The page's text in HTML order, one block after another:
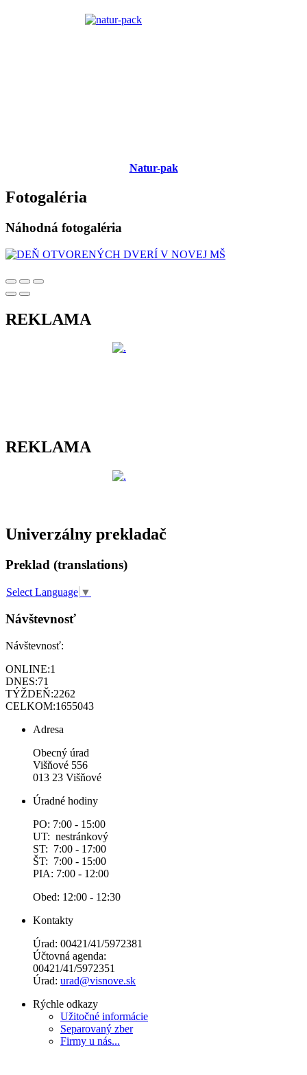
Natur-pak
Fotogaléria
Náhodná fotogaléria
REKLAMA
REKLAMA
Univerzálny prekladač
Preklad (translations)
Select Language ▼
Návštevnosť
Návštevnosť:
ONLINE:1
DNES:71
TÝŽDEŇ:2262
CELKOM:1655043
Adresa
Obecný úrad
Višňové 556
013 23 Višňové
Úradné hodiny
PO: 7:00 - 15:00
UT: nestránkový
ST: 7:00 - 17:00
ŠT: 7:00 - 15:00
PIA: 7:00 - 12:00
Obed: 12:00 - 12:30
Kontakty
Úrad: 00421/41/5972381
Účtovná agenda:
00421/41/5972351
Úrad: urad@visnove.sk
Rýchle odkazy
Užitočné informácie
Separovaný zber
Firmy u nás...